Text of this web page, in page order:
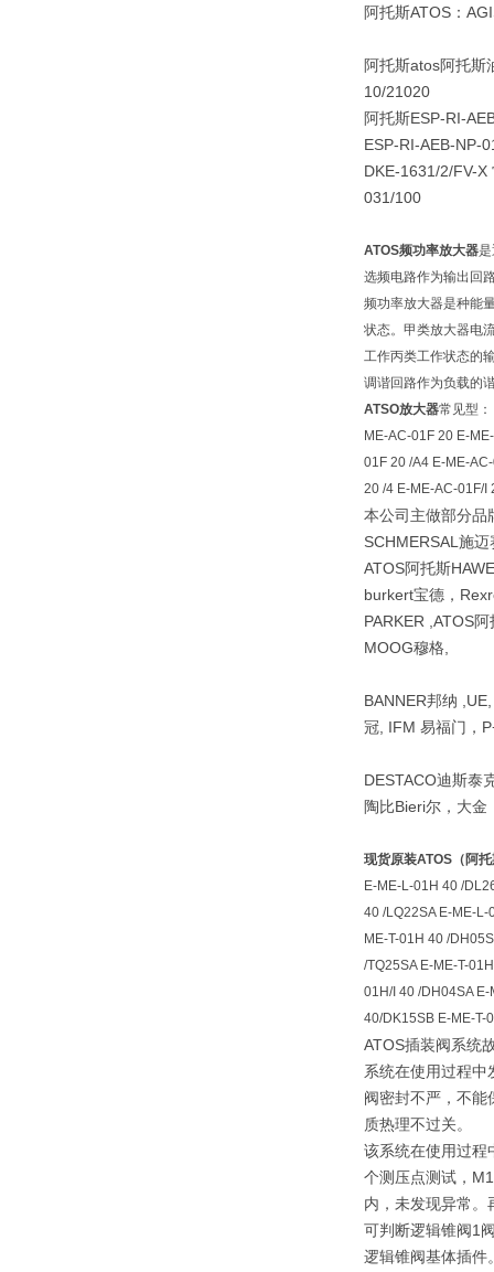
阿托斯ATOS：
阿托斯atos阿托斯
10/21020
阿托斯ESP-RI-
ESP-RI-AEB-NP-
DKE-1631/2/FV-
031/100
ATOS频功率放大器
选频电路作为输出回
频功率放大器是种能
状态。甲类放大器电
工作丙类工作状态的
调谐回路作为负载的
ATSO放大器常见型
ME-AC-01F 20 E-
01F 20 /A4 E-ME-
20 /4 E-ME-AC-01F/I
本公司主做部分品
SCHMERSAL施
ATOS阿托斯
burkert宝德，
PARKER ,ATOS
MOOG穆格,
BANNER邦纳
冠, IFM 易福门，
DESTACO迪斯泰
陶比Bieri尔，大金
现货原装ATOS（阿
E-ME-L-01H 40 /
40 /LQ22SA E-ME-
ME-T-01H 40 /
/TQ25SA E-ME-T-
01H/I 40 /DH04SA E-
40/DK15SB E-ME-T-
ATOS插装阀系统
系统在使用过程中
阀密封不严，不能
质热理不过关。
该系统在使用过程
个测压点测试，
内，未发现异常。
可判断逻辑锥阀1
逻辑锥阀基体插件